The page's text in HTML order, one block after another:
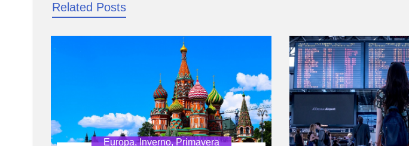
Related Posts
Europa,Inverno,Primavera